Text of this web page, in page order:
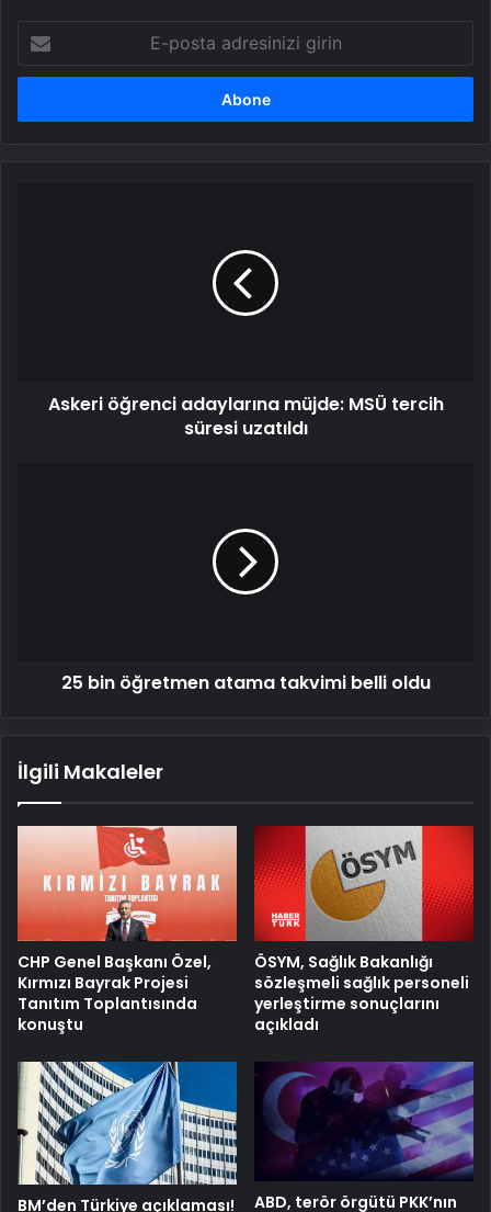
posta
adresinizi
Askeri öğrenci adaylarına müjde: MSÜ tercih
süresi uzatıldı
25 bin öğretmen atama takvimi belli oldu
İlgili Makaleler
CHP Genel Başkanı Özel,
Kırmızı Bayrak Projesi
Tanıtım Toplantısında
konuştu
ÖSYM, Sağlık Bakanlığı
sözleşmeli sağlık personeli
yerleştirme sonuçlarını
açıkladı
BM’den Türkiye açıklaması! ABD, terör örgütü PKK’nın